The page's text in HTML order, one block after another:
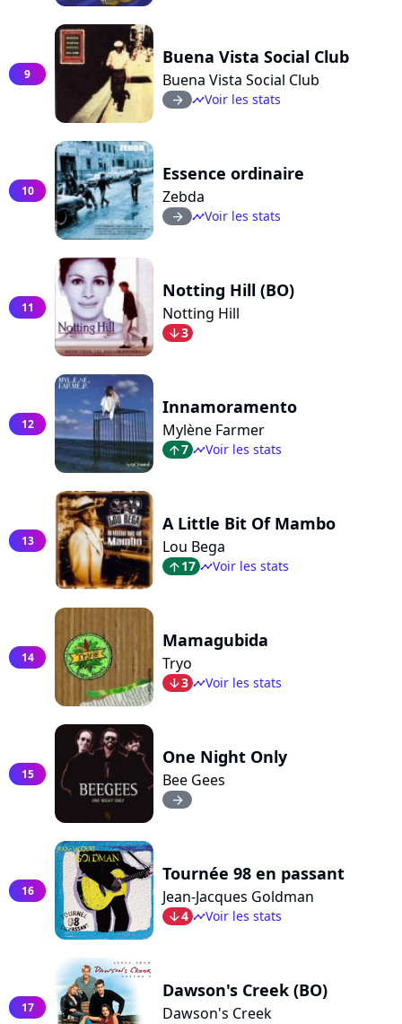
9
Buena Vista Social Club
Buena Vista Social Club
arrow_right timelineVoir les stats
10
Essence ordinaire
Zebda
arrow_right timelineVoir les stats
11
Notting Hill (BO)
Notting Hill
arrow_bot3
12
Innamoramento
Mylène Farmer
arrow_top7 timelineVoir les stats
13
A Little Bit Of Mambo
Lou Bega
arrow_top17 timelineVoir les stats
14
Mamagubida
Tryo
arrow_bot3 timelineVoir les stats
15
One Night Only
Bee Gees
arrow_right
16
Tournée 98 en passant
Jean-Jacques Goldman
arrow_bot4 timelineVoir les stats
17
Dawson's Creek (BO)
Dawson's Creek